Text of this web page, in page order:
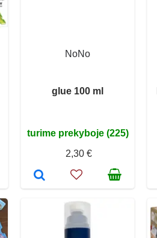
NoNo
glue 100 ml
turime prekyboje (225)
2,30 €